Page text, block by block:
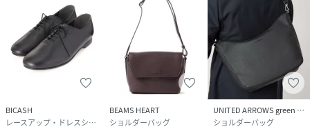
BICASH
レースアップ・ドレスシューズ
BEAMS HEART
ショルダーバッグ
UNITED ARROWS green label relaxing
ショルダーバッグ